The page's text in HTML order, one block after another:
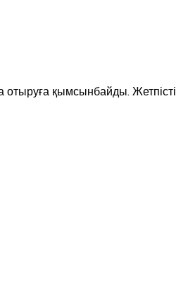
отыруға қымсынбайды. Жетпісті